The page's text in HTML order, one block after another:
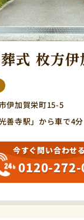
式 枚方伊
伊加賀栄町15-5
善寺駅」から車で4分
今すぐ問い合わせる
0120-272-